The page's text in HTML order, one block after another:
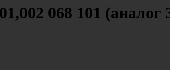
068 101 (аналог